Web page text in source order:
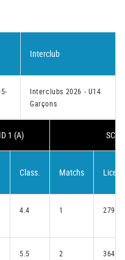
Interclub
Interclubs 2026 - U14
Garçons
1 (A)
Class. Matchs
4.4 1 27991
5.5 2 36429